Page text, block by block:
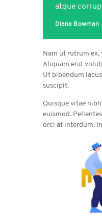
atque
Diana Bowman
Nam ut rutrum
Aliquam erat
Ut bibendum
suscipit.
Quisque vitae
euismod.
orci at interdum.